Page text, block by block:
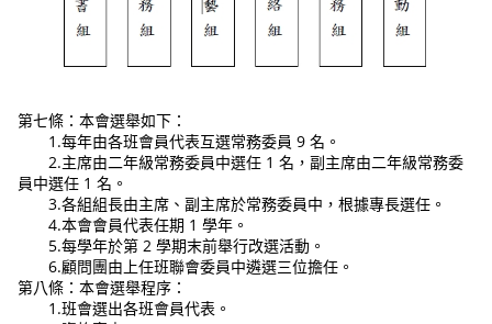
第七條：本會選舉如下：
1.每年由各班會員代表互選常務委員 9 名。
2.主席由二年級常務委員中選任 1 名，副主席由二年級常務委
員中選任 1 名。
3.各組組長由主席、副主席於常務委員中，根據專長選任。
4.本會會員代表任期 1 學年。
5.每學年於第 2 學期末前舉行改選活動。
6.顧問團由上任班聯會委員中遴選三位擔任。
第八條：本會選舉程序：
1.班會選出各班會員代表。